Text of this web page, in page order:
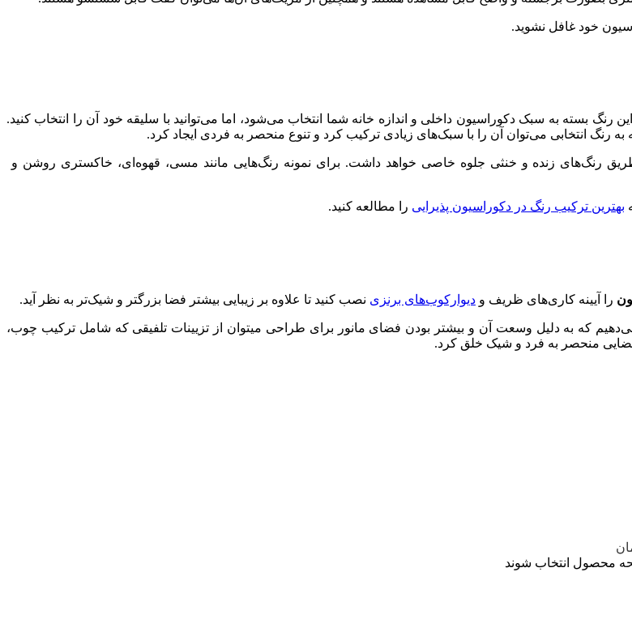
خود غافل نشوید.
رنگ بسته به سبک دکوراسیون داخلی و اندازه خانه شما انتخاب می‌شود، اما می‌توانید با سلیقه خود آن را انتخاب کنید.
رنگ انتخابی می‌توان آن را با سبک‌های زیادی ترکیب کرد و تنوع منحصر به فردی ایجاد کرد.
از طریق رنگ‌های زنده و خنثی جلوه خاصی خواهد داشت. برای نمونه رنگ‌هایی مانند مسی، قهوه‌ای، خاکستری روشن و
بهترین ترکیب رنگ در دکوراسیون پذیرایی را مطالعه کنید.
را آیینه کاری‌های ظریف و دیوارکوب‌های برنزی نصب کنید تا علاوه بر زیبایی بیشتر فضا بزرگتر و شیک‌تر به نظر آید.
که به دلیل وسعت آن و بیشتر بودن فضای مانور برای طراحی میتوان از تزیینات تلفیقی که شامل ترکیب چوب،
منحصر به فرد و شیک خلق کرد.
محصول انتخاب شوند